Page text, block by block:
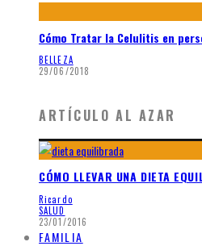
Cómo Tratar la Celulitis en
BELLEZA
29/06/2018
ARTÍCULO AL AZAR
CÓMO LLEVAR UNA DIETA
Ricardo
SALUD
23/01/2016
FAMILIA